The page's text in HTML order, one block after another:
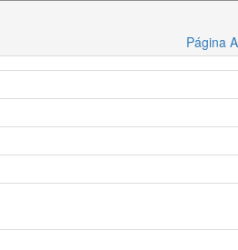
Página